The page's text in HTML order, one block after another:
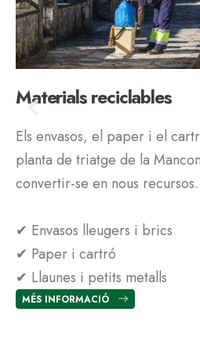
Materials reciclables
Els envasos, el paper i el
planta de triatge de la
convertir-se en nous recursos.
✔ Envasos lleugers i brics
✔ Paper i cartró
✔ Llaunes i petits metalls
MÉS INFORMACIÓ